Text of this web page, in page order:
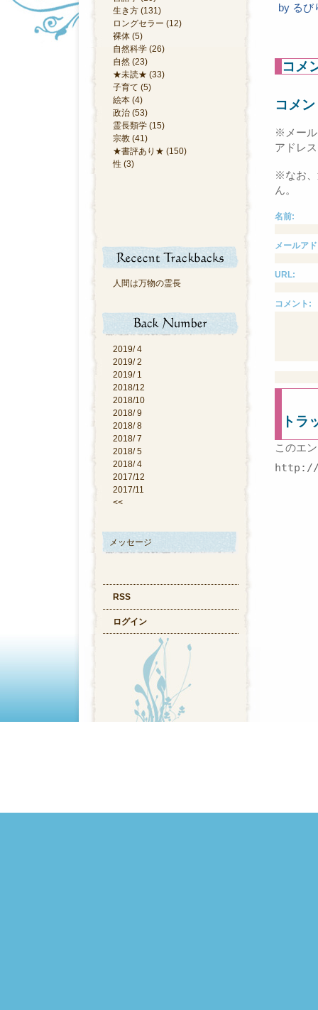
生き方 (131)
ロングセラー (12)
裸体 (5)
自然科学 (26)
自然 (23)
★未読★ (33)
子育て (5)
絵本 (4)
政治 (53)
霊長類学 (15)
宗教 (41)
★書評あり★ (150)
性 (3)
人間は万物の霊長
2019/ 4
2019/ 2
2019/ 1
2018/12
2018/10
2018/ 9
2018/ 8
2018/ 7
2018/ 5
2018/ 4
2017/12
2017/11
<<
メッセージ
RSS
ログイン
by るび
コメ
コメ
※メール
アドレ
※なお、
ん。
名前:
メールア
URL:
コメント:
トラ
このエ
http://